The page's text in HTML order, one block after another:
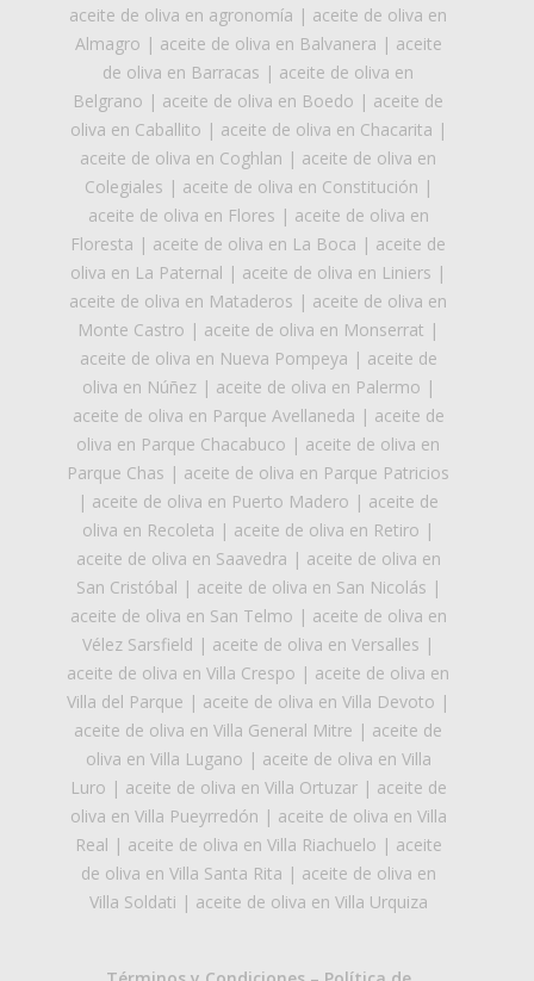
aceite de oliva en agronomía | aceite de oliva en
Almagro | aceite de oliva en Balvanera | aceite
de oliva en Barracas | aceite de oliva en
Belgrano | aceite de oliva en Boedo | aceite de
oliva en Caballito | aceite de oliva en Chacarita |
aceite de oliva en Coghlan | aceite de oliva en
Colegiales | aceite de oliva en Constitución |
aceite de oliva en Flores | aceite de oliva en
Floresta | aceite de oliva en La Boca | aceite de
oliva en La Paternal | aceite de oliva en Liniers |
aceite de oliva en Mataderos | aceite de oliva en
Monte Castro | aceite de oliva en Monserrat |
aceite de oliva en Nueva Pompeya | aceite de
oliva en Núñez| aceite de oliva en Palermo |
aceite de oliva en Parque Avellaneda | aceite de
oliva en Parque Chacabuco | aceite de oliva en
Parque Chas | aceite de oliva en Parque Patricios
| aceite de oliva en Puerto Madero | aceite de
oliva en Recoleta | aceite de oliva en Retiro |
aceite de oliva en Saavedra | aceite de oliva en
San Cristóbal | aceite de oliva en San Nicolás |
aceite de oliva en San Telmo | aceite de oliva en
Vélez Sarsfield | aceite de oliva en Versalles |
aceite de oliva en Villa Crespo | aceite de oliva en
Villa del Parque | aceite de oliva en Villa Devoto |
aceite de oliva en Villa General Mitre | aceite de
oliva en Villa Lugano | aceite de oliva en Villa
Luro | aceite de oliva en Villa Ortuzar| aceite de
oliva en Villa Pueyrredón | aceite de oliva en Villa
Real | aceite de oliva en Villa Riachuelo | aceite
de oliva en Villa Santa Rita | aceite de oliva en
Villa Soldati | aceite de oliva en Villa Urquiza